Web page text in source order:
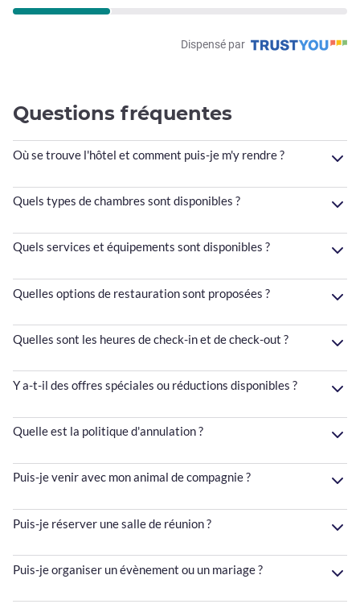
Dispensé par
Questions fréquentes
Où se trouve l'hôtel et comment puis-je m'y rendre ?
Quels types de chambres sont disponibles ?
Quels services et équipements sont disponibles ?
Quelles options de restauration sont proposées ?
Quelles sont les heures de check-in et de check-out ?
Y a-t-il des offres spéciales ou réductions disponibles ?
Quelle est la politique d'annulation ?
Puis-je venir avec mon animal de compagnie ?
Puis-je réserver une salle de réunion ?
Puis-je organiser un évènement ou un mariage ?